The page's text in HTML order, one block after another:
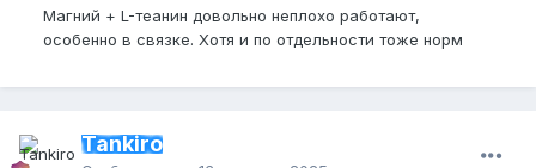
Магний + L-теанин довольно неплохо работают,
особенно в связке. Хотя и по отдельности тоже норм
Tankiro